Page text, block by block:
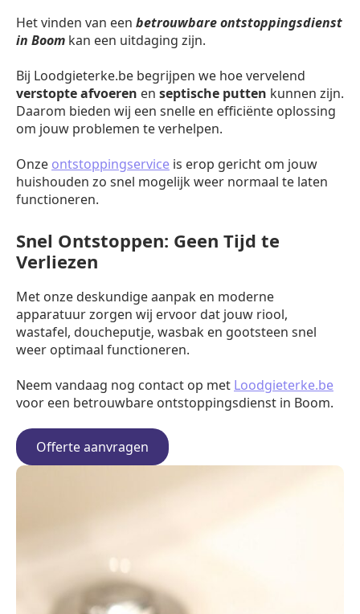
Het vinden van een betrouwbare ontstoppingsdienst
in Boom kan een uitdaging zijn.
Bij Loodgieterke.be begrijpen we hoe vervelend
verstopte afvoeren en septische putten kunnen zijn.
Daarom bieden wij een snelle en efficiënte oplossing
om jouw problemen te verhelpen.
Onze ontstoppingservice is erop gericht om jouw
huishouden zo snel mogelijk weer normaal te laten
functioneren.
Snel Ontstoppen: Geen Tijd te
Verliezen
Met onze deskundige aanpak en moderne
apparatuur zorgen wij ervoor dat jouw riool,
wastafel, doucheputje, wasbak en gootsteen snel
weer optimaal functioneren.
Neem vandaag nog contact op met Loodgieterke.be
voor een betrouwbare ontstoppingsdienst in Boom.
Offerte aanvragen